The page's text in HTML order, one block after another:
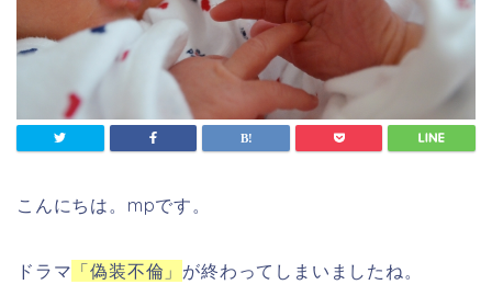
こんにちは。mpです。
ドラマ 「偽装不倫」 が終わってしまいましたね。